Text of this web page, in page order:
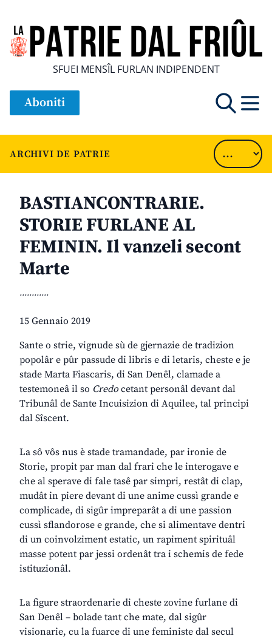
SFUEI MENSÎL FURLAN INDIPENDENT
Aboniti
ARCHIVI DE PATRIE
BASTIANCONTRARIE.
STORIE FURLANE AL
FEMININ. Il vanzeli secont
Marte
............
15 Gennaio 2019
Sante o strie, vignude sù de gjernazie de tradizion
popolâr e pûr passude di libris e di letaris, cheste e je
stade Marta Fiascaris, di San Denêl, clamade a
testemoneâ il so Credocetant personâl devant dal
Tribunâl de Sante Incuisizion di Aquilee, tal principi
dal Sîscent.
La sô vôs nus è stade tramandade, par ironie de
Storie, propit par man dal frari che le interogave e
che al sperave di fale tasê par simpri, restât di clap,
mudât in piere devant di une anime cussì grande e
complicade, di sigûr impreparât a di une passion
cussì sflandorose e grande, che si alimentave dentri
di un coinvolziment estatic, un rapiment spirituâl
masse potent par jessi ordenât tra i schemis de fede
istituzionâl.
La figure straordenarie di cheste zovine furlane di
San Denêl – bolade tant che mate, dal sigûr
visionarie, cu la fuarce di une feministe dal secul